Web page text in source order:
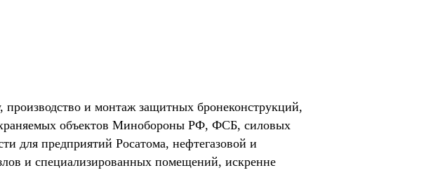
и монтаж защитных бронеконструкций,
объектов Минобороны РФ, ФСБ, силовых
для предприятий Росатома, нефтегазовой и
и специализированных помещений, искренне